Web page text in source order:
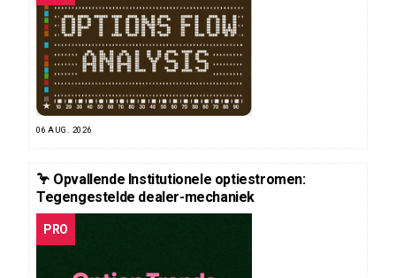
06 AUG. 2026
🦩 Opvallende Institutionele optiestromen:
Tegengestelde dealer-mechaniek
PRO